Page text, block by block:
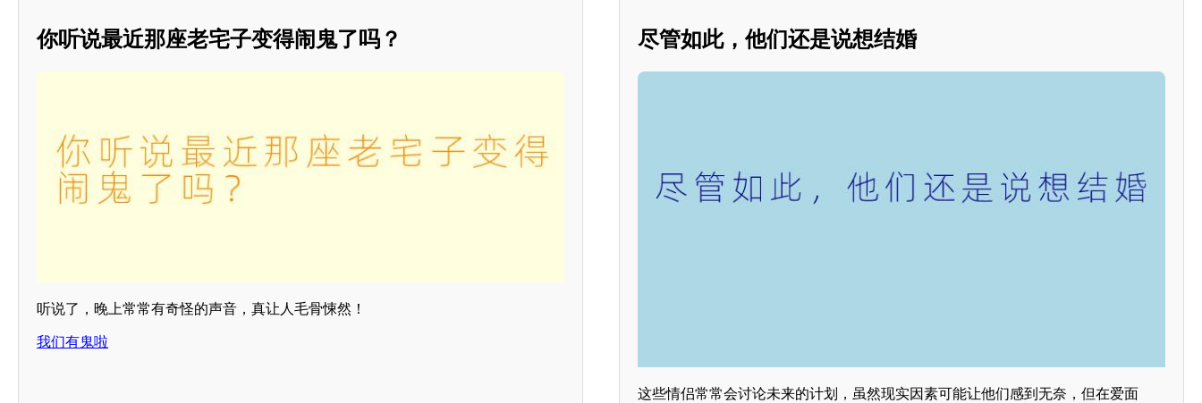
你听说最近那座老宅子变得闹鬼了吗？
听说了，晚上常常有奇怪的声音，真让人毛骨悚然！
我们有鬼啦
尽管如此，他们还是说想结婚
这些情侣常常会讨论未来的计划，虽然现实因素可能让他们感到无奈，但在爱面